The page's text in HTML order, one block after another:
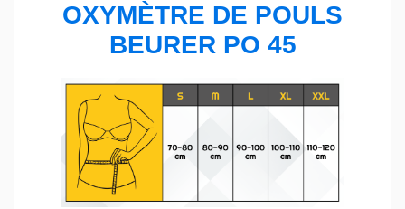
OXYMÈTRE DE POULS
BEURER PO 45